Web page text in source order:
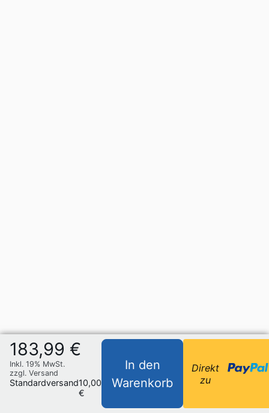
183,99 €
Inkl. 19% MwSt.
zzgl. Versand
Standardversand10,00
€
In den
Warenkorb
Direkt
zu